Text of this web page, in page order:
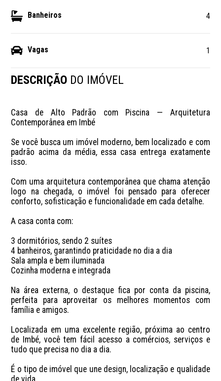
Banheiros 4
Vagas 1
DESCRIÇÃO DO IMÓVEL
Casa de Alto Padrão com Piscina — Arquitetura
Contemporânea em Imbé
Se você busca um imóvel moderno, bem localizado e com
padrão acima da média, essa casa entrega exatamente
isso.
Com uma arquitetura contemporânea que chama atenção
logo na chegada, o imóvel foi pensado para oferecer
conforto, sofisticação e funcionalidade em cada detalhe.
A casa conta com:
3 dormitórios, sendo 2 suítes
4 banheiros, garantindo praticidade no dia a dia
Sala ampla e bem iluminada
Cozinha moderna e integrada
Na área externa, o destaque fica por conta da piscina,
perfeita para aproveitar os melhores momentos com
família e amigos.
Localizada em uma excelente região, próxima ao centro
de Imbé, você tem fácil acesso a comércios, serviços e
tudo que precisa no dia a dia.
É o tipo de imóvel que une design, localização e qualidade
de vida.